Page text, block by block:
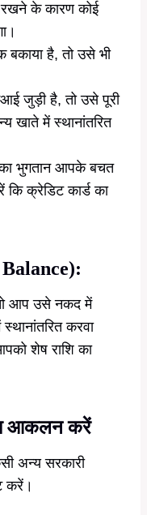
रखने के कारण कोई
बकाया है, तो उसे भी
जुड़ी है, तो उसे पूरी
खाते में स्थानांतरित
भुगतान आपके बचत
कि क्रेडिट कार्ड का
आप उसे नकद में
करवा
शेष राशि का
आकलन करें
अन्य सरकारी
करें।